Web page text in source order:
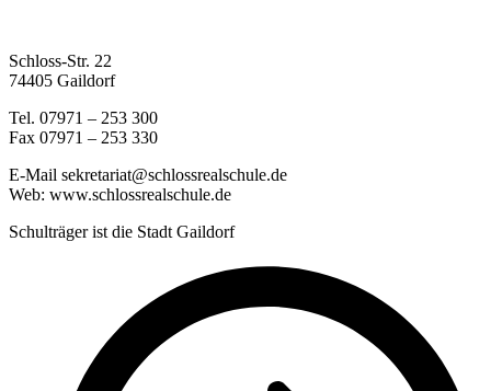
Schloss-Str. 22
74405 Gaildorf
Tel. 07971 – 253 300
Fax 07971 – 253 330
E-Mail sekretariat@schlossrealschule.de
Web: www.schlossrealschule.de
Schulträger ist die Stadt Gaildorf